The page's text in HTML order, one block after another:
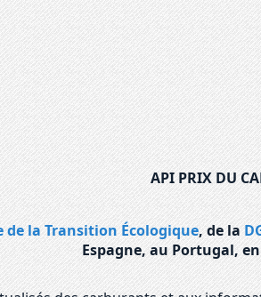
API PRIX DU
de la Transition Écologique, de la
Espagne, au Portugal,